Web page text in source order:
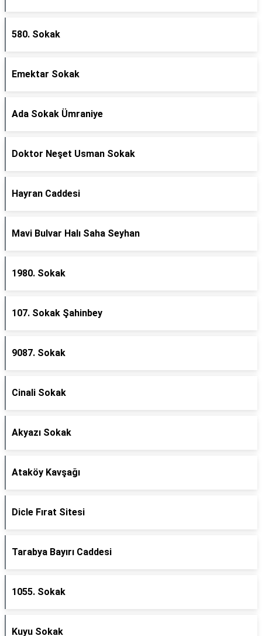
580. Sokak
Emektar Sokak
Ada Sokak Ümraniye
Doktor Neşet Usman Sokak
Hayran Caddesi
Mavi Bulvar Halı Saha Seyhan
1980. Sokak
107. Sokak Şahinbey
9087. Sokak
Cinali Sokak
Akyazı Sokak
Ataköy Kavşağı
Dicle Fırat Sitesi
Tarabya Bayırı Caddesi
1055. Sokak
Kuyu Sokak